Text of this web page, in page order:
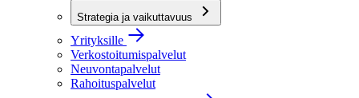
Strategia ja vaikuttavuus
Yrityksille
Verkostoitumispalvelut
Neuvontapalvelut
Rahoituspalvelut